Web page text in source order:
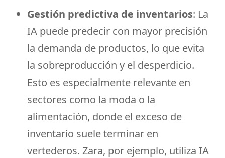
Gestión predictiva de inventarios: La
IA puede predecir con mayor precisión
la demanda de productos, lo que evita
la sobreproducción y el desperdicio.
Esto es especialmente relevante en
sectores como la moda o la
alimentación, donde el exceso de
inventario suele terminar en
vertederos. Zara, por ejemplo, utiliza IA